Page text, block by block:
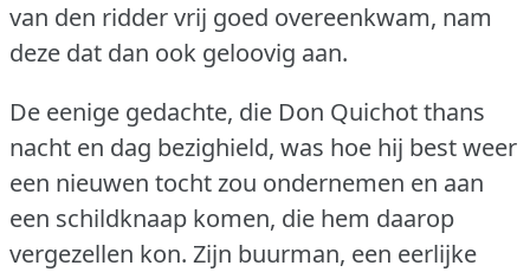
van den ridder vrij goed overeenkwam, nam
deze dat dan ook geloovig aan.
De eenige gedachte, die Don Quichot thans
nacht en dag bezighield, was hoe hij best weer
een nieuwen tocht zou ondernemen en aan
een schildknaap komen, die hem daarop
vergezellen kon. Zijn buurman, een eerlijke